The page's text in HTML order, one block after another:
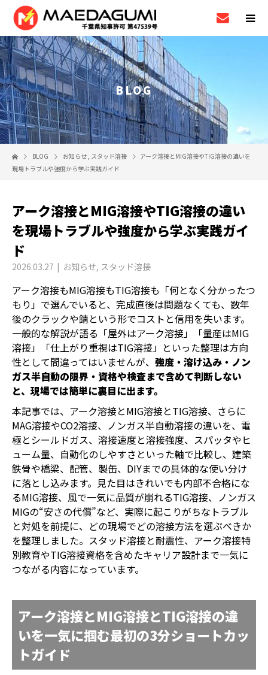
BLOG
BLOG お知らせ, スタッド溶接
アーク溶接とMIG溶接やTIG溶接の違いを
現場トラブルや強度から学ぶ実践ガイド
アーク溶接とMIG溶接やTIG溶接の違い
を現場トラブルや強度から学ぶ実践ガイ
ド
2026.03.27 お知らせ, スタッド溶接
アーク溶接もMIG溶接もTIG溶接も「何となく分かったつ
もり」で選んでいると、完成直後は問題なくても、数年
後のクラックや錆という形でコストと信用を失います。
一般的な解説が語る「屋外はアーク溶接」「量産はMIG
溶接」「仕上がり重視はTIG溶接」といった整理は方向
性として間違ってはいませんが、 強度・溶け込み・ノン
ガス半自動の限界・資格や検査まで含めて判断しない
と、現場では簡単に裏目に出ます。
本記事では、アーク溶接とMIG溶接とTIG溶接、さらに
MAG溶接やCO2溶接、ノンガス半自動溶接の違いを、電
極とシールドガス、溶接速度と溶接強度、スパッタやヒ
ューム量、自動化のしやすさといった軸で比較し、建築
鉄骨や橋梁、配管、製缶、DIYまでの具体的な使い分け
に落とし込みます。見た目はきれいでも内部不合格にな
るMIG溶接、風で一気に品質が崩れるTIG溶接、ノンガス
MIGの“安さの代償”など、実際に起こりがちなトラブル
と対処を前提に、どの現場でどの溶接方法を選ぶべきか
を整理しました。スタッド溶接と耐震性、アーク溶接特
別教育やTIG溶接資格を含めたキャリア設計まで一気に
つながる内容になっています。
アーク溶接とMIG溶接とTIG溶接の違
いを一気に掴む最初の3分ショートカッ
トガイド